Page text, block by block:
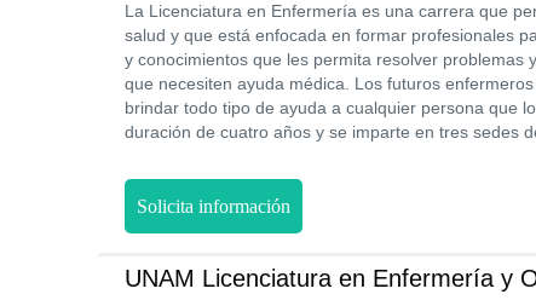
La Licenciatura en Enfermería es una carrera que
salud y que está enfocada en formar profesionales
y conocimientos que les permita resolver problemas
que necesiten ayuda médica. Los futuros
brindar todo tipo de ayuda a cualquier persona que
duración de cuatro años y se imparte en tres sedes
Solicita información
UNAM Licenciatura en Enfermería y